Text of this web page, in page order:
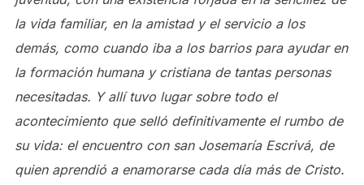
la vida familiar, en la amistad y el servicio a los
demás, como cuando iba a los barrios para ayudar en
la formación humana y cristiana de tantas personas
necesitadas. Y allí tuvo lugar sobre todo el
acontecimiento que selló definitivamente el rumbo de
su vida: el encuentro con san Josemaría Escrivá, de
quien aprendió a enamorarse cada día más de Cristo.